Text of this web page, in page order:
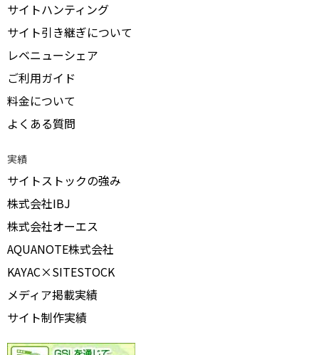
サイトハンティング
サイト引き継ぎについて
レベニューシェア
ご利用ガイド
料金について
よくある質問
実績
サイトストックの強み
株式会社IBJ
株式会社オーエス
AQUANOTE株式会社
KAYAC×SITESTOCK
メディア掲載実績
サイト制作実績